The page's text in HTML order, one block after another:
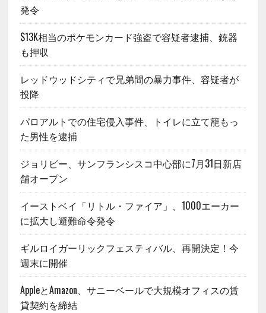
発令
$13K相当のポケモンカード強盗で容疑者逮捕、銃器
も押収
レッドウッドシティで兄弟間の暴力事件、容疑者が
投降
パロアルトでの住宅侵入事件、トイレに立て籠もっ
た男性を逮捕
ジョリビー、サンフランシスコ中心部に7月31日新店
舗オープン
イーストベイ「リトル・ファイア」、1000エーカー
に拡大し避難命令発令
ギルロイガーリックフェスティバル、再開決定！今
週末に開催
AppleとAmazon、サニーベールで大規模オフィスの賃
貸契約を締結